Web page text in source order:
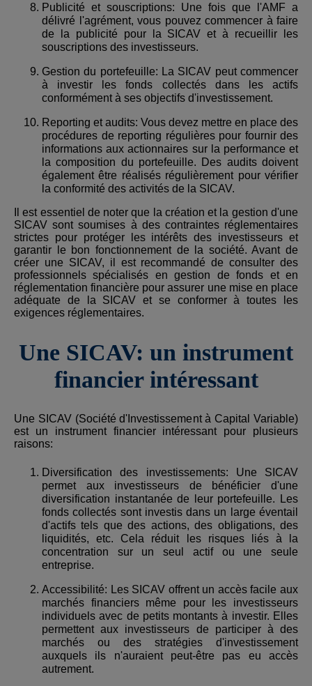
Publicité et souscriptions: Une fois que l'AMF a
délivré l'agrément, vous pouvez commencer à faire
de la publicité pour la SICAV et à recueillir les
souscriptions des investisseurs.
Gestion du portefeuille: La SICAV peut commencer
à investir les fonds collectés dans les actifs
conformément à ses objectifs d'investissement.
Reporting et audits: Vous devez mettre en place des
procédures de reporting régulières pour fournir des
informations aux actionnaires sur la performance et
la composition du portefeuille. Des audits doivent
également être réalisés régulièrement pour vérifier
la conformité des activités de la SICAV.
Il est essentiel de noter que la création et la gestion d'une
SICAV sont soumises à des contraintes réglementaires
strictes pour protéger les intérêts des investisseurs et
garantir le bon fonctionnement de la société. Avant de
créer une SICAV, il est recommandé de consulter des
professionnels spécialisés en gestion de fonds et en
réglementation financière pour assurer une mise en place
adéquate de la SICAV et se conformer à toutes les
exigences réglementaires.
Une SICAV: un instrument
financier intéressant
Une SICAV (Société d'Investissement à Capital Variable)
est un instrument financier intéressant pour plusieurs
raisons:
Diversification des investissements: Une SICAV
permet aux investisseurs de bénéficier d'une
diversification instantanée de leur portefeuille. Les
fonds collectés sont investis dans un large éventail
d'actifs tels que des actions, des obligations, des
liquidités, etc. Cela réduit les risques liés à la
concentration sur un seul actif ou une seule
entreprise.
Accessibilité: Les SICAV offrent un accès facile aux
marchés financiers même pour les investisseurs
individuels avec de petits montants à investir. Elles
permettent aux investisseurs de participer à des
marchés ou des stratégies d'investissement
auxquels ils n'auraient peut-être pas eu accès
autrement.